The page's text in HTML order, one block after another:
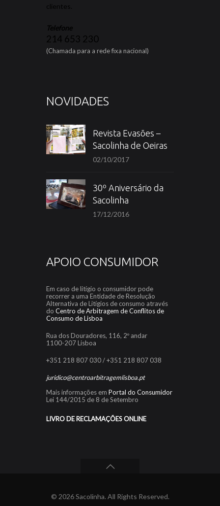
clientes.
Telefone
214 653 230
(Chamada para a rede fixa nacional)
NOVIDADES
Revista Evasões –
Sacolinha de Oeiras
02/10/2017
30º Aniversário da
Sacolinha
17/12/2016
APOIO CONSUMIDOR
Em caso de litígio o consumidor pode
recorrer a uma Entidade de Resolução
Alternativa de Litígios de consumo através
do Centro de Arbitragem de Conflitos de
Consumo de Lisboa
Rua dos Douradores, 116, 2º andar
1100-207 Lisboa
+351 218 807 030 / +351 218 807 038
juridico@centroarbitragemlisboa.pt
Mais informações em Portal do Consumidor
Lei 144/2015 de 8 de Setembro
LIVRO DE RECLAMAÇÕES ONLINE
© 2026 Sacolinha. All Rights Reserved.